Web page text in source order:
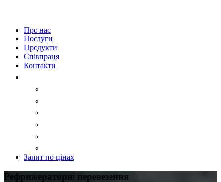
Про нас
Послуги
Продукти
Співпраця
Контакти
Запит по цінах
Рефрижераторні перевезення